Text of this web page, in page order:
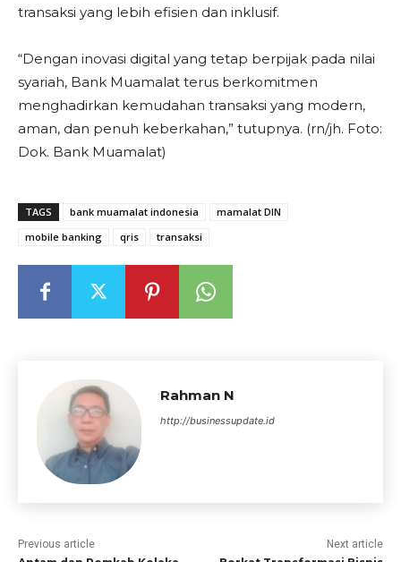
transaksi yang lebih efisien dan inklusif.
“Dengan inovasi digital yang tetap berpijak pada nilai
syariah, Bank Muamalat terus berkomitmen
menghadirkan kemudahan transaksi yang modern,
aman, dan penuh keberkahan,” tutupnya. (rn/jh. Foto:
Dok. Bank Muamalat)
TAGS bank muamalat indonesia
mamalat DIN
mobile banking
qris transaksi
Rahman N
http://businessupdate.id
Previous article Next article